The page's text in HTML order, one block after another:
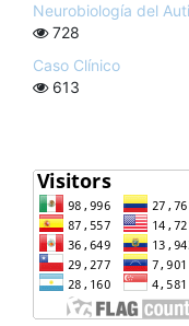
Neurobiología del
728
Caso Clínico
613